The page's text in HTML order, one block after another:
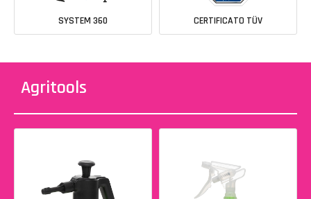
SYSTEM 360 CERTIFICATO TÜV
Agritools